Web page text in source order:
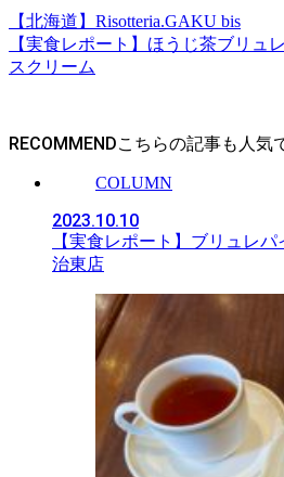
【北海道】Risotteria.GAKU bis
【実食レポート】ほうじ茶ブリュ
スクリーム
RECOMMEND
COLUMN
2023.10.10
【実食レポート】ブリュレ
治東店